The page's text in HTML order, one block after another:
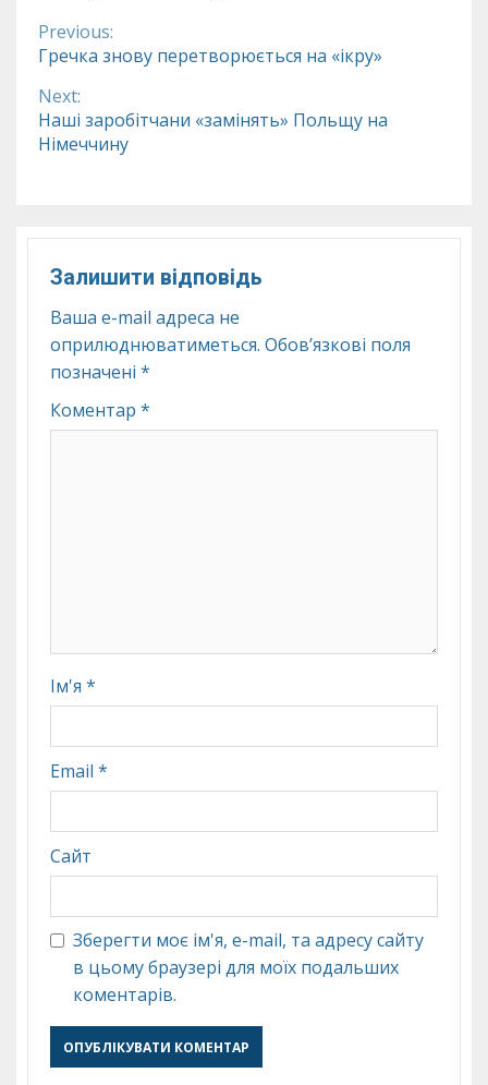
Continue
Reading
Previous:
Гречка знову перетворюється на «ікру»
Next:
Наші заробітчани «замінять» Польщу на
Німеччину
Залишити відповідь
Ваша e-mail адреса не
оприлюднюватиметься. Обов’язкові поля
позначені *
Коментар *
Ім'я *
Email *
Сайт
Зберегти моє ім'я, e-mail, та адресу сайту
в цьому браузері для моїх подальших
коментарів.